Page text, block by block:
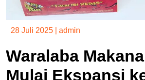
28 Juli 2025 admin
Waralaba
Mulai Ekspansi